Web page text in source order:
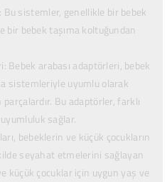
Bu sistemler, genellikle bir bebek
bir bebek taşıma koltuğundan
Bebek arabası adaptörleri, bebek
sistemleriyle uyumlu olarak
Bu adaptörler, farklı
sağlar.
bebeklerin ve küçük çocukların
seyahat etmelerini sağlayan
küçük çocuklar için uygun yaş ve